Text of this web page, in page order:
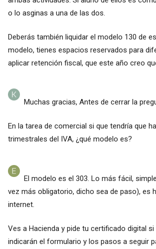
o lo asginas a una de las dos.
Deberás también liquidar el modelo 130 de
modelo, tienes espacios reservados para
aplicar retención fiscal, que este año creo
Muchas gracias, Antes de cerrar la
En la tarea de comercial si que tendría que
trimestrales del IVA, ¿qué modelo es?
El modelo es el 303. Lo más fácil,
vez más obligatorio, dicho sea de paso), es
internet.
Ves a Hacienda y pide tu certificado digital si
indicarán el formulario y los pasos a seguir